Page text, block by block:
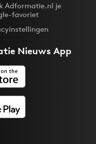
Adformatie.nl je
favoriet
Nieuws App